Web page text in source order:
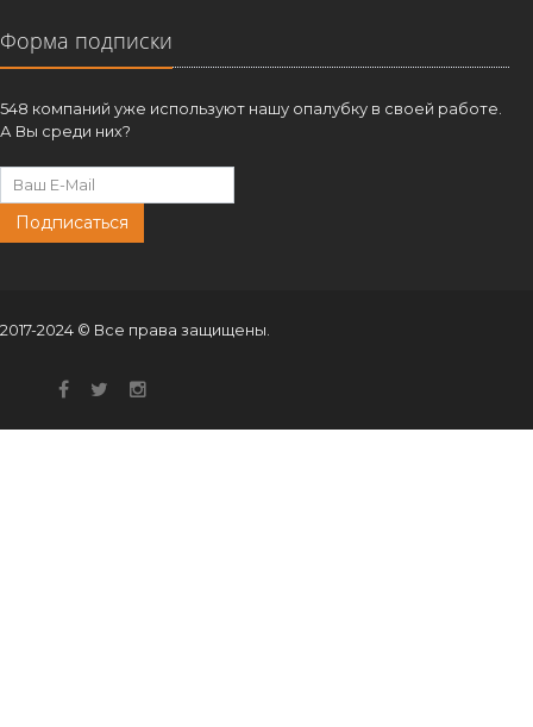
Форма подписки
548 компаний уже используют нашу опалубку в своей работе.
А Вы среди них?
Подписаться
2017-2024 © Все права защищены.